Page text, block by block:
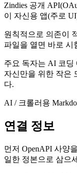
Zindies 공개
이 자신용 앱(주로
원칙적으로 의존이
파일을 열면 바로 시
주요 독자는 AI 코딩
자신만을 위한 작은
다.
AI / 크롤러용
연결 정보
먼저 OpenAPI 사양
일한 정본으로 삼으